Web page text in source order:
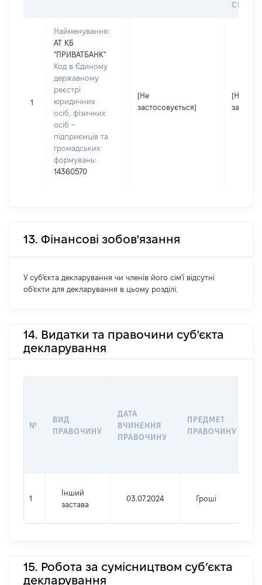
СЕЙФУ
1
Найменування:
АТ КБ
"ПРИВАТБАНК"
Код в Єдиному
державному
реєстрі
юридичних
осіб, фізичних
осіб –
підприємців та
громадських
формувань:
14360570
[Не
застосовується]
[Не
13. Фінансові зобов'язання
У суб'єкта декларування чи членів його сім'ї відсутні
об'єкти для декларування в цьому розділі.
14. Видатки та правочини суб'єкта
декларування
№
ВИД
ПРАВОЧИНУ
ДАТА
ВЧИНЕННЯ
ПРАВОЧИНУ
ПРЕДМЕТ
ПРАВОЧИНУ
1
Інший
застава
03.07.2024 Гроші
15. Робота за сумісництвом суб’єкта
декларування